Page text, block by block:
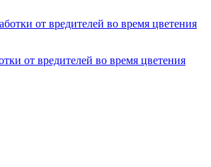
от вредителей во время цветения